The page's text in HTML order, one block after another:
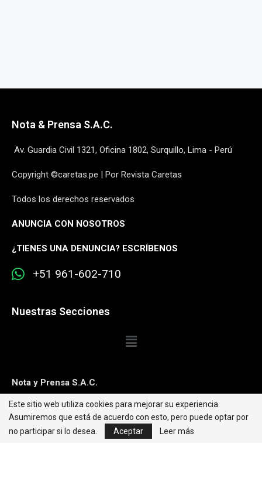
Nota & Prensa S.A.C.
Av. Guardia Civil 1321, Oficina 1802, Surquillo, Lima - Perú
Copyright ©caretas.pe | Por Revista Caretas
Todos los derechos reservados
ANUNCIA CON NOSOTROS
¿TIENES UNA DENUNCIA? ESCRÍBENOS
+51 961-602-710
Nuestras Secciones
Nota y Prensa S.A.C.
Contacto:editorweb@caretas.com.pe
Síguenos:
Este sitio web utiliza cookies para mejorar su experiencia.
Asumiremos que está de acuerdo con esto, pero puede optar por
no participar si lo desea.
Aceptar Leer más